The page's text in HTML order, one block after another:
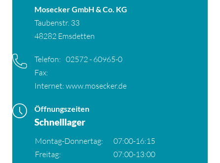
Mosecker GmbH & Co. KG
Taubenstr. 33
48282 Emsdetten
Telefon: 02572 - 60965-0
Fax:
Internet: www.mosecker.de
Öffnungszeiten
Schnelllager
Montag-Donnertag:
07:00-16:15
Freitag:
07:00-13:00